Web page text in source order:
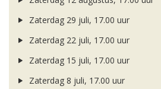
Zaterdag 29 juli, 17.00 uur
Zaterdag 22 juli, 17.00 uur
Zaterdag 15 juli, 17.00 uur
Zaterdag 8 juli, 17.00 uur